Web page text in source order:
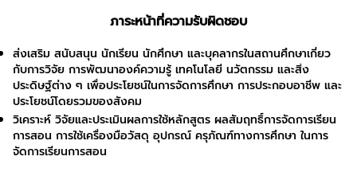
ภาระหน้าที่ความรับผิดชอบ
ส่งเสริม สนับสนุน นักเรียน นักศึกษา และบุคลากรในสถานศึกษาเกี่ยว
กับการวิจัย การพัฒนาองค์ความรู้ เทคโนโลยี นวัตกรรม และสิ่ง
ประดิษฐ์ต่าง ๆ เพื่อประโยชน์ในการจัดการศึกษา การประกอบอาชีพ และ
ประโยชน์โดยรวมของสังคม
วิเคราะห์ วิจัยและประเมินผลการใช้หลักสูตร ผลสัมฤทธิ์การจัดการเรียน
การสอน การใช้เครื่องมือวัสดุ อุปกรณ์ ครุภัณฑ์ทางการศึกษา ในการ
จัดการเรียนการสอน